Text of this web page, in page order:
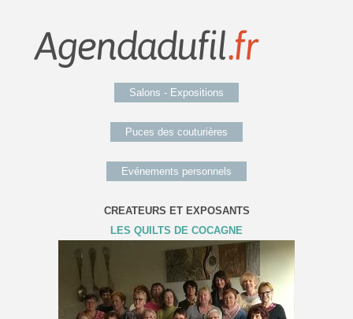
Salons - Expositions
Puces des couturières
Evénements personnels
CREATEURS ET EXPOSANTS
LES QUILTS DE COCAGNE